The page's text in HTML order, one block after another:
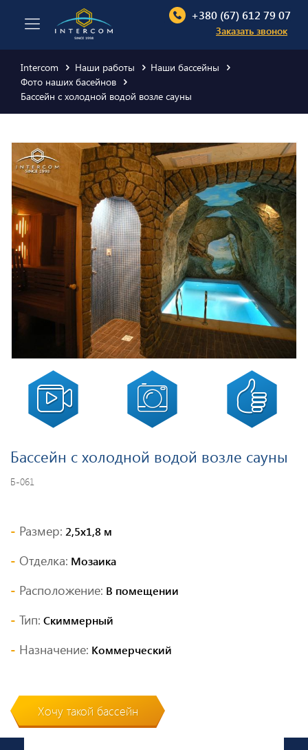
+380 (67) 612 79 07
Заказать звонок
Intercom Наши работы
Наши бассейны
Фото наших басейнов
Бассейн с холодной водой возле сауны
Бассейн с холодной водой возле сауны
Б-061
Размер: 2,5х1,8 м
Отделка: Мозаика
Расположение: В помещении
Тип: Скиммерный
Назначение: Коммерческий
Хочу такой бассейн